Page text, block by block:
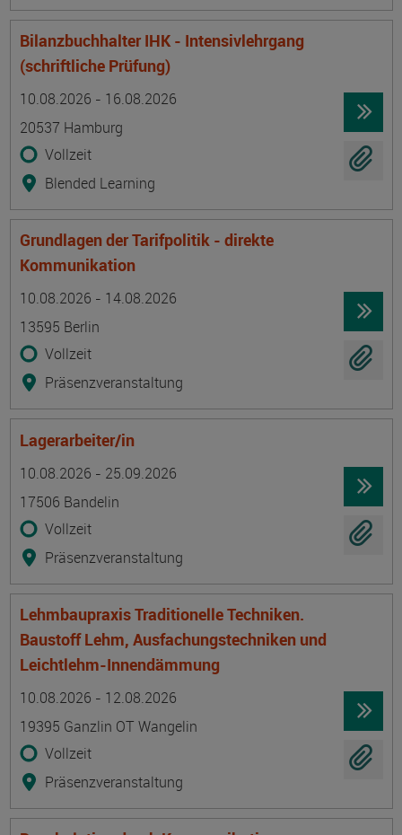
Bilanzbuchhalter IHK - Intensivlehrgang
(schriftliche Prüfung)
10.08.2026 - 16.08.2026
20537 Hamburg
Vollzeit
Blended Learning
Grundlagen der Tarifpolitik - direkte
Kommunikation
10.08.2026 - 14.08.2026
13595 Berlin
Vollzeit
Präsenzveranstaltung
Lagerarbeiter/in
10.08.2026 - 25.09.2026
17506 Bandelin
Vollzeit
Präsenzveranstaltung
Lehmbaupraxis Traditionelle Techniken.
Baustoff Lehm, Ausfachungstechniken und
Leichtlehm-Innendämmung
10.08.2026 - 12.08.2026
19395 Ganzlin OT Wangelin
Vollzeit
Präsenzveranstaltung